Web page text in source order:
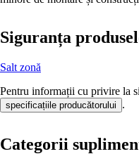
Siguranța
Salt zonă
Pentru informații cu privire la
specificațiile producătorului .
Categorii